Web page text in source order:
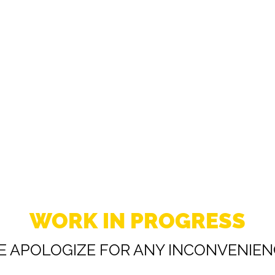
WORK IN PROGRESS
APOLOGIZE FOR ANY